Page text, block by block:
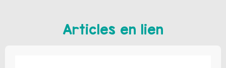
Articles en lien